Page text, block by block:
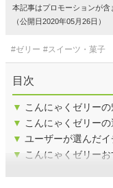
本記事はプロモーションが
（公開日2020年05月26日）
#ゼリー #スイーツ・菓子
目次
▼ こんにゃくゼリーの
▼ こんにゃくゼリー
▼ ユーザーが選んだ
▼ こんにゃくゼリー